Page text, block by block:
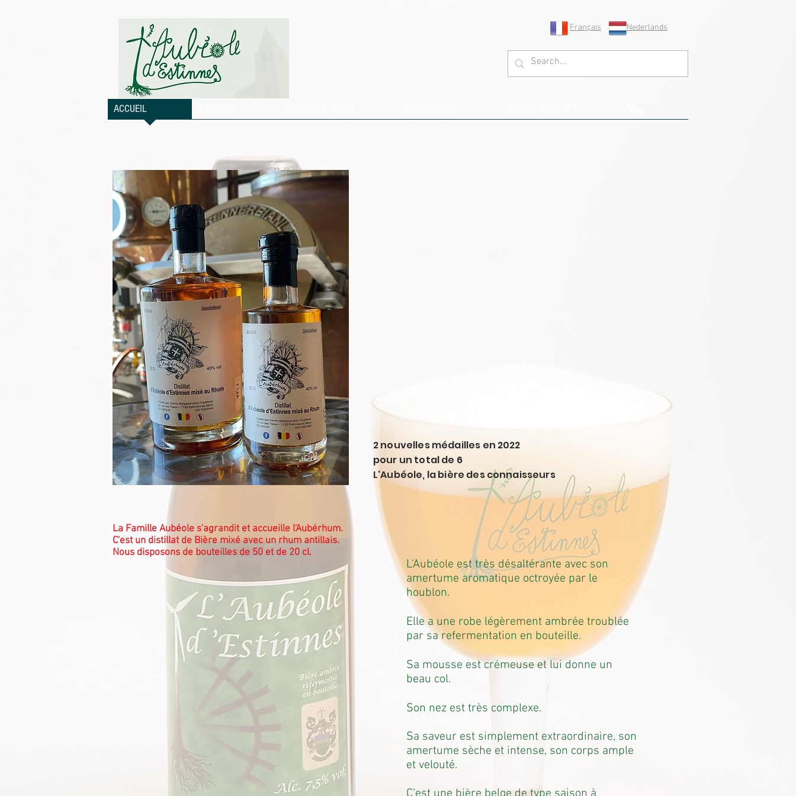
Français Nederlands
ACCUEIL
2 nouvelles médailles en 2022
pour un total de 6
L'Aubéole, la bière des connaisseurs
La Famille Aubéole s'agrandit et accueille l'Aubérhum.
C'est un distillat de Bière mixé avec un rhum antillais.
Nous disposons de bouteilles de 50 et de 20 cl.
L'Aubéole est très désaltérante avec son
amertume aromatique octroyée par le
houblon.
Elle a une robe légèrement ambrée troublée
par sa refermentation en bouteille.
Sa mousse est crémeuse et lui donne un
beau col.
Son nez est très complexe.
Sa saveur est simplement extraordinaire, son
amertume sèche et intense, son corps ample
et velouté.